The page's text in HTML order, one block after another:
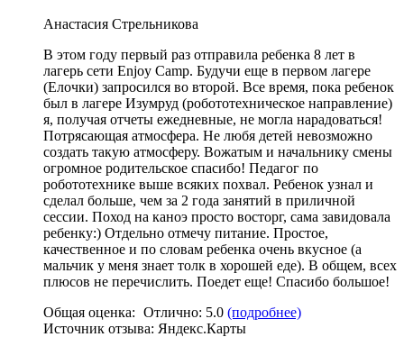
Анастасия Стрельникова
В этом году первый раз отправила ребенка 8 лет в
лагерь сети Enjoy Camp. Будучи еще в первом лагере
(Елочки) запросился во второй. Все время, пока ребенок
был в лагере Изумруд (робототехническое направление)
я, получая отчеты ежедневные, не могла нарадоваться!
Потрясающая атмосфера. Не любя детей невозможно
создать такую атмосферу. Вожатым и начальнику смены
огромное родительское спасибо! Педагог по
робототехнике выше всяких похвал. Ребенок узнал и
сделал больше, чем за 2 года занятий в приличной
сессии. Поход на каноэ просто восторг, сама завидовала
ребенку:) Отдельно отмечу питание. Простое,
качественное и по словам ребенка очень вкусное (а
мальчик у меня знает толк в хорошей еде). В общем, всех
плюсов не перечислить. Поедет еще! Спасибо большое!
Общая оценка: Отлично: 5.0 (подробнее)
Источник отзыва: Яндекс.Карты